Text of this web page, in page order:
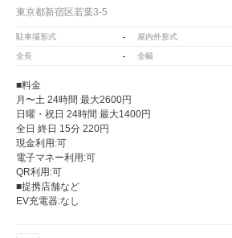
東京都新宿区若葉3-5
駐車場形式 - 屋内外形式
全長 - 全幅
■料金
月〜土 24時間 最大2600円
日曜・祝日 24時間 最大1400円
全日 終日 15分 220円
現金利用:可
電子マネー利用:可
QR利用:可
■提携店舗など
EV充電器:なし